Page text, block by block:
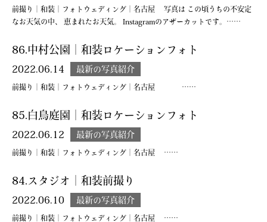
前撮り｜和装｜フォトウェディング｜名古屋 写真は この頃うちの不安定
なお天気の中、 恵まれたお天気。 Instagramのアザーカットです。……
86.中村公園｜和装ロケーションフォト
2022.06.14 最新の写真紹介
前撮り｜和装｜フォトウェディング｜名古屋 ……
85.白鳥庭園｜和装ロケーションフォト
2022.06.12 最新の写真紹介
前撮り｜和装｜フォトウェディング｜名古屋 ……
84.スタジオ｜和装前撮り
2022.06.10 最新の写真紹介
前撮り｜和装｜フォトウェディング｜名古屋 ……